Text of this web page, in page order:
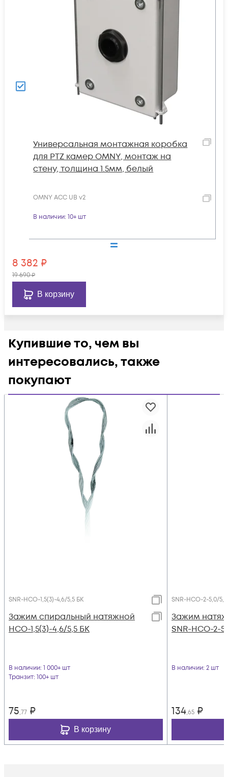
Универсальная монтажная коробка
для PTZ камер OMNY, монтаж на
стену, толщина 1.5мм, белый
OMNY ACC UB v2
В наличии: 10+ шт
8 382 ₽
19 690₽
В корзину
Купившие то, чем вы
интересовались, также
покупают
SNR-НСО-1,5(3)-4,6/5,5 БК
Зажим спиральный натяжной
НСО-1,5(3)-4,6/5,5 БК
В наличии: 1 000+ шт
Транзит: 100+ шт
75,77 ₽
В корзину
SNR-НСО-2-5,0/5,5
Зажим
SNR-НСО-2-
В наличии: 2 шт
134,65 ₽